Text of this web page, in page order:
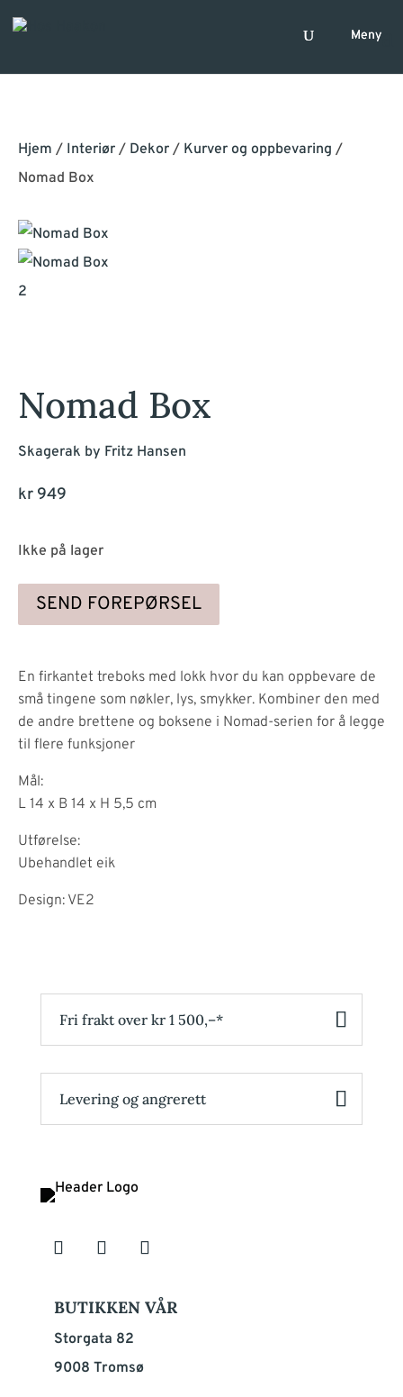
Hjem / Interiør / Dekor / Kurver og oppbevaring /
Nomad Box
Nomad Box
Skagerak by Fritz Hansen
kr 949
Ikke på lager
SEND FOREPØRSEL
En firkantet treboks med lokk hvor du kan oppbevare de
små tingene som nøkler, lys, smykker. Kombiner den med
de andre brettene og boksene i Nomad-serien for å legge
til flere funksjoner
Mål:
L 14 x B 14 x H 5,5 cm
Utførelse:
Ubehandlet eik
Design: VE2
Fri frakt over kr 1 500,–*
Levering og angrerett
BUTIKKEN VÅR
Storgata 82
9008 Tromsø